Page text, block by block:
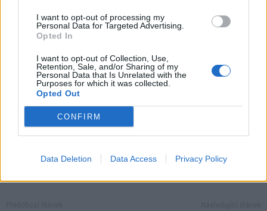
I want to opt-out of processing my
Personal Data for Targeted Advertising.
Opted In
I want to opt-out of Collection, Use,
Retention, Sale, and/or Sharing of my
Personal Data that Is Unrelated with the
Purposes for which it was collected.
Opted Out
CONFIRM
Data Deletion Data Access Privacy Policy
Jan Konvalinka parkování Příbram
Svatá Hora
Vladimír Karpíšek
závora